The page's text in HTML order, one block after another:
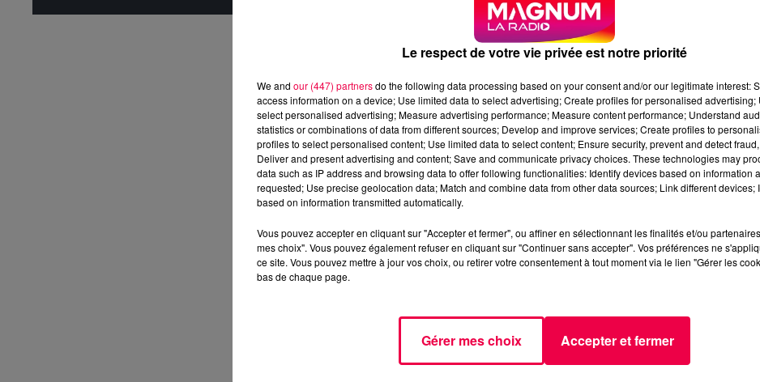
Le respect de votre vie privée est notre priorité
We and our (447) partnersdo the following data processing based on your consent and/or our legitimate interest:
access information on a device; Use limited data to select advertising; Create profiles for personalised advertising;
select personalised advertising; Measure advertising performance; Measure content performance; Understand
statistics or combinations of data from different sources; Develop and improve services; Create profiles to
profiles to select personalised content; Use limited data to select content; Ensure security, prevent and detect
Deliver and present advertising and content; Save and communicate privacy choices. These technologies may
data such as IP address and browsing data to offer following functionalities: Identify devices based on information
requested; Use precise geolocation data; Match and combine data from other data sources; Link different devices;
based on information transmitted automatically.
Vous pouvez accepter en cliquant sur "Accepter et fermer", ou affiner en sélectionnant les finalités et/ou
mes choix". Vous pouvez également refuser en cliquant sur "Continuer sans accepter". Vos préférences ne
ce site. Vous pouvez mettre à jour vos choix, ou retirer votre consentement à tout moment via le lien "Gérer les
bas de chaque page.
Gérer mes choix Accepter et fermer